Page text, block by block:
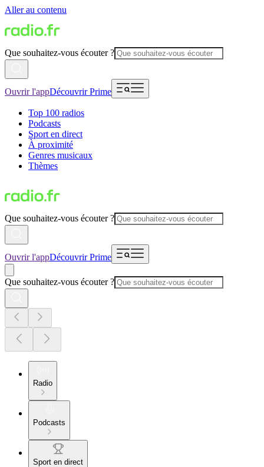
Aller au contenu
Que souhaitez-vous écouter ?
Ouvrir l'appDécouvrir Prime
Top 100 radios
Podcasts
Sport en direct
À proximité
Genres musicaux
Thèmes
Que souhaitez-vous écouter ?
Ouvrir l'appDécouvrir Prime
Que souhaitez-vous écouter ?
Radio
Podcasts
Sport en direct